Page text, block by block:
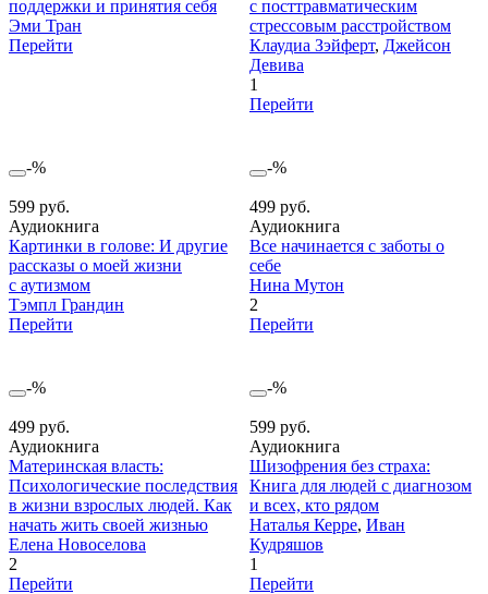
поддержки и принятия себя
Эми Тран
Перейти
с посттравматическим
стрессовым расстройством
Клаудиа Зэйферт, Джейсон
Девива
1
Перейти
-%
599 руб.
Аудиокнига
Картинки в голове: И другие
рассказы о моей жизни
с аутизмом
Тэмпл Грандин
Перейти
-%
499 руб.
Аудиокнига
Все начинается с заботы о
себе
Нина Мутон
2
Перейти
-%
499 руб.
Аудиокнига
Материнская власть:
Психологические последствия
в жизни взрослых людей. Как
начать жить своей жизнью
Елена Новоселова
2
Перейти
-%
599 руб.
Аудиокнига
Шизофрения без страха:
Книга для людей с диагнозом
и всех, кто рядом
Наталья Керре, Иван
Кудряшов
1
Перейти